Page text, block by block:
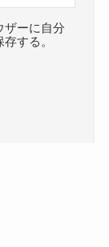
ザーに自分
する。